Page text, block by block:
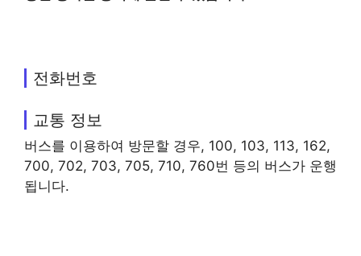
전화번호
교통 정보
버스를 이용하여 방문할 경우, 100, 103, 113, 162,
700, 702, 703, 705, 710, 760번 등의 버스가 운행
됩니다.